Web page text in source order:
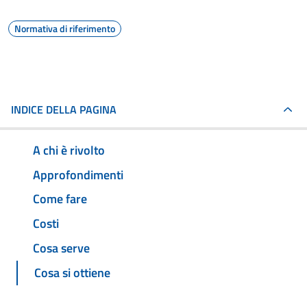
Normativa di riferimento
INDICE DELLA PAGINA
A chi è rivolto
Approfondimenti
Come fare
Costi
Cosa serve
Cosa si ottiene